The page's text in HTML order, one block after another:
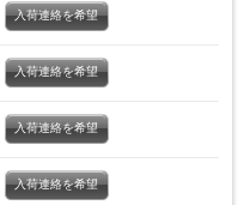
入荷連絡を希望
入荷連絡を希望
入荷連絡を希望
入荷連絡を希望